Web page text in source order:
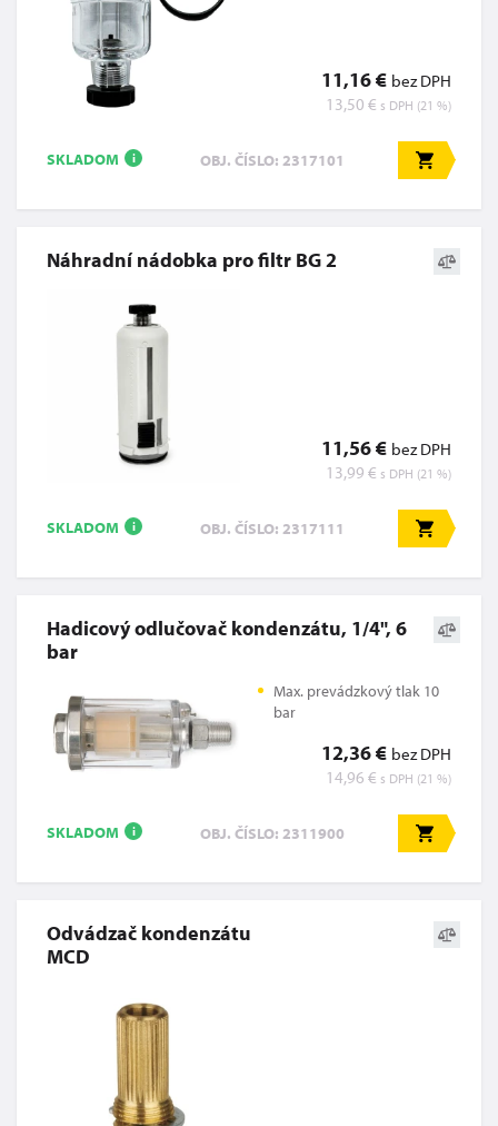
11,16 € bez DPH
13,50 € s DPH (21 %)
SKLADOM i OBJ. ČÍSLO: 2317101
Náhradní nádobka pro filtr BG 2
11,56 € bez DPH
13,99 € s DPH (21 %)
SKLADOM i OBJ. ČÍSLO: 2317111
Hadicový odlučovač kondenzátu, 1/4", 6
bar
Max. prevádzkový tlak 10
bar
12,36 € bez DPH
14,96 € s DPH (21 %)
SKLADOM i OBJ. ČÍSLO: 2311900
Odvádzač kondenzátu
MCD